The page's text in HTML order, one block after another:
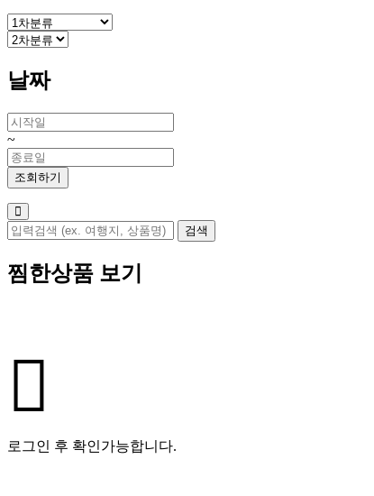
날짜
~
찜한상품 보기
로그인 후 확인가능합니다.